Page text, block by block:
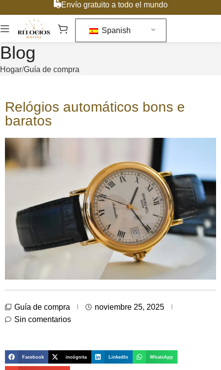
Envío gratuito a todo el mundo
Spanish
Blog
Hogar Guía de compra
Relógios automáticos bons e
baratos
Guía de compra
noviembre 25, 2025
Sin comentarios
Facebook incógnita LinkedIn WhatsApp